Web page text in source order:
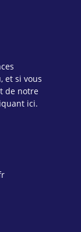
et si vous
de notre
ici.